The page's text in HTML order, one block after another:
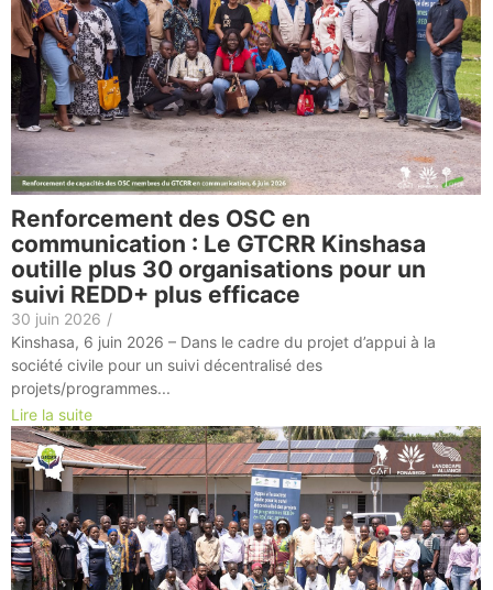
Renforcement des OSC en
communication : Le GTCRR Kinshasa
outille plus 30 organisations pour un
suivi REDD+ plus efficace
30 juin 2026 /
Kinshasa, 6 juin 2026 – Dans le cadre du projet d’appui à la
société civile pour un suivi décentralisé des
projets/programmes...
Lire la suite